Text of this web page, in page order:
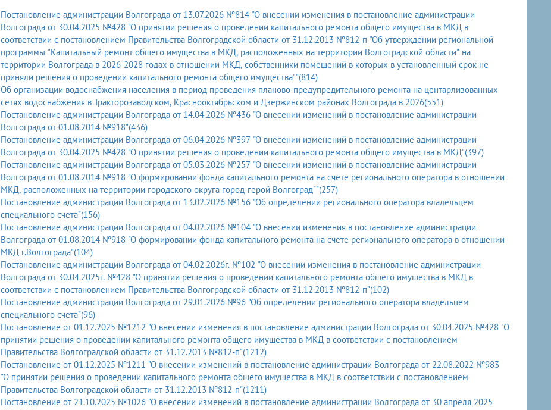
Постановление администрации Волгограда от 13.07.2026 №814 "О внесении изменения в постановление администрации
Волгограда от 30.04.2025 №428 "О принятии решения о проведении капитального ремонта общего имущества в МКД в
соответствии с постановлением Правительства Волгоградской области от 31.12.2013 №812-п "Об утверждении региональной
программы "Капитальный ремонт общего имущества в МКД, расположенных на территории Волгоградской области" на
территории Волгограда в 2026-2028 годах в отношении МКД, собственники помещений в которых в установленный срок не
приняли решения о проведении капитального ремонта общего имущества""(814)
Об организации водоснабжения населения в период проведения планово-предупредительного ремонта на центарлизованных
сетях водоснабжения в Тракторозаводском, Краснооктябрьском и Дзержинском районах Волгограда в 2026(551)
Постановление администрации Волгограда от 14.04.2026 №436 "О внесении изменений в постановление администрации
Волгограда от 01.08.2014 №918"(436)
Постановление администрации Волгограда от 06.04.2026 №397 "О внесении изменений в постановление администрации
Волгограда от 30.04.2025 №428 "О принятии решения о проведении капитального ремонта общего имущества в МКД"(397)
Постановление администрации Волгограда от 05.03.2026 №257 "О внесении изменений в постановление администрации
Волгограда от 01.08.2014 №918 "О формировании фонда капитального ремонта на счете регионального оператора в отношении
МКД, расположенных на территории городского округа город-герой Волгоград""(257)
Постановление администрации Волгограда от 13.02.2026 №156 "Об определении регионального оператора владельцем
специального счета"(156)
Постановление администрации Волгограда от 04.02.2026 №104 "О внесении изменения в постановление администрации
Волгограда от 01.08.2014 №918 "О формировании фонда капитального ремонта на счете регионального оператора в отношении
МКД г.Волгограда"(104)
Постановление администрации Волгограда от 04.02.2026г. №102 "О внесении изменения в постановление администрации
Волгограда от 30.04.2025г. №428 "О принятии решения о проведении капитального ремонта общего имущества в МКД в
соответствии с постановлением Правительства Волгоградской области от 31.12.2013 №812-п"(102)
Постановление администрации Волгограда от 29.01.2026 №96 "Об определении регионального оператора владельцем
специального счета"(96)
Постановление от 01.12.2025 №1212 "О внесении изменения в постановление администрации Волгограда от 30.04.2025 №428 "О
принятии решения о проведении капитального ремонта общего имущества в МКД в соответствии с постановлением
Правительства Волгоградской области от 31.12.2013 №812-п"(1212)
Постановление от 01.12.2025 №1211 "О внесении изменений в постановление администрации Волгограда от 22.08.2022 №983
"О принятии решения о проведении капитального ремонта общего имущества в МКД в соответствии с постановлением
Правительства Волгоградской области от 31.12.2013 №812-п"(1211)
Постановление от 21.10.2025 №1026 "О внесении изменений в постановление администрации Волгограда от 30 апреля 2025